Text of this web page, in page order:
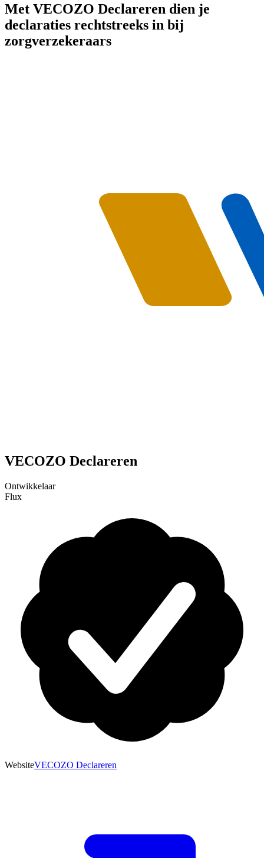
Met VECOZO Declareren dien je
declaraties rechtstreeks in bij
zorgverzekeraars
VECOZO Declareren
Ontwikkelaar
Flux
WebsiteVECOZO Declareren